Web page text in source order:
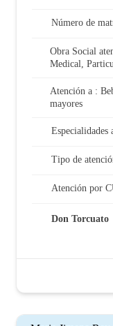
Número de
Obra Social
Medical,
Atención a :
mayores
Especialidades
Tipo de
Atención por
Don Torcuato